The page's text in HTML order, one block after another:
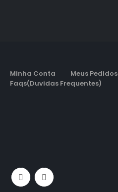
Minha Conta
Meus Pedidos
Faqs(Duvidas Frequentes)